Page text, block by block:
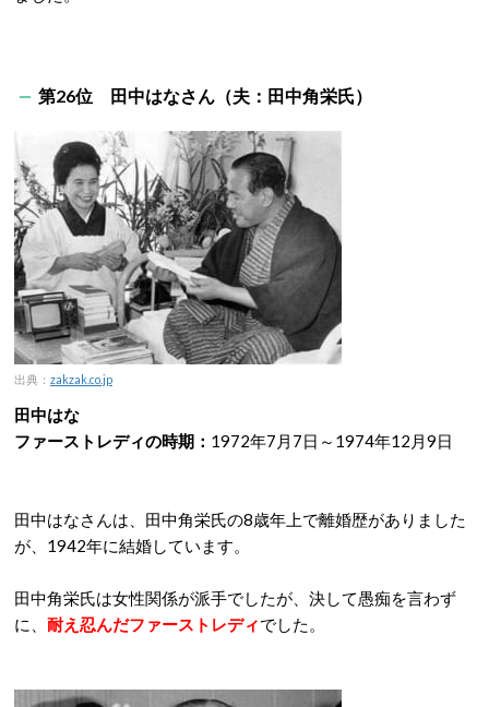
第26位 田中はなさん（夫：田中角栄氏）
出典： zakzak.co.jp
田中はな
ファーストレディの時期： 1972年7月7日～1974年12月9日
田中はなさんは、田中角栄氏の8歳年上で離婚歴がありました
が、1942年に結婚しています。
田中角栄氏は女性関係が派手でしたが、決して愚痴を言わず
に、 耐え忍んだファーストレディでした。